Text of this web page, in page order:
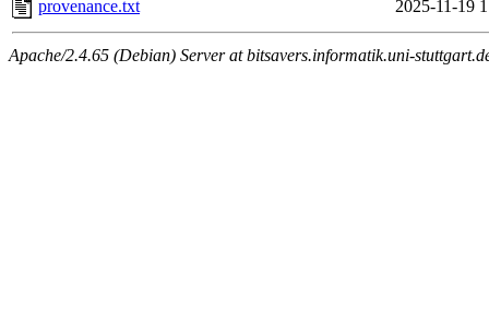
provenance.txt 2025-11-19
Apache/2.4.65 (Debian) Server at bitsavers.informatik.uni-